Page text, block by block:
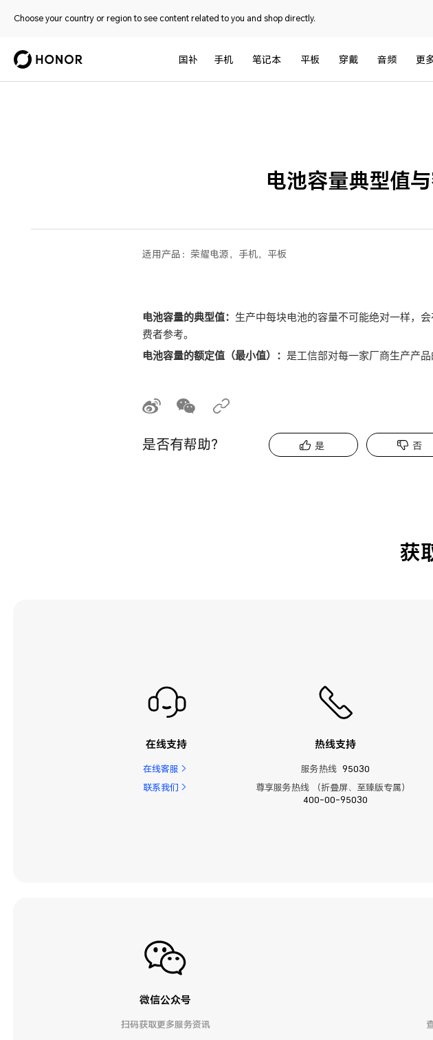
Choose your country or region to see content related to you and shop directly.
国补 手机 笔记本 平板 穿戴 音频 更
电池容量典型值
适用产品： 荣耀电源，手机，平板
电池容量的典型值： 生产中每块电池的容量不可能绝对一样，
费者参考。
电池容量的额定值（最小值）： 是工信部对每一家厂商生产产品
是否有帮助？ 是 否
获
在线支持
在线客服
联系我们
热线支持
服务热线 95030
尊享服务热线 （折叠屏、至臻版专属）
400-00-95030
微信公众号
扫码获取更多服务资讯